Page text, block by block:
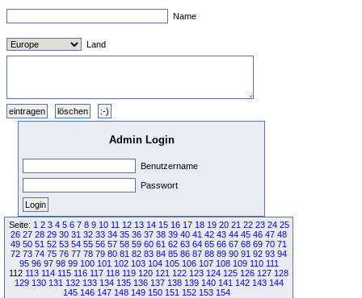
Name
Land
Admin Login
Benutzername
Passwort
Seite: 1 2 3 4 5 6 7 8 9 10 11 12 13 14 15 16 17 18 19 20 21 22 23 24 25
26 27 28 29 30 31 32 33 34 35 36 37 38 39 40 41 42 43 44 45 46 47 48
49 50 51 52 53 54 55 56 57 58 59 60 61 62 63 64 65 66 67 68 69 70 71
72 73 74 75 76 77 78 79 80 81 82 83 84 85 86 87 88 89 90 91 92 93 94
95 96 97 98 99 100 101 102 103 104 105 106 107 108 109 110 111
112 113 114 115 116 117 118 119 120 121 122 123 124 125 126 127 128
129 130 131 132 133 134 135 136 137 138 139 140 141 142 143 144
145 146 147 148 149 150 151 152 153 154